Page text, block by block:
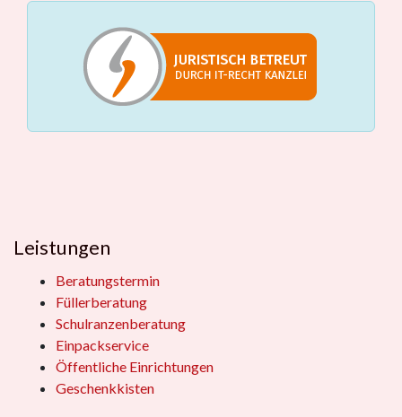
Leistungen
Beratungstermin
Füllerberatung
Schulranzenberatung
Einpackservice
Öffentliche Einrichtungen
Geschenkkisten